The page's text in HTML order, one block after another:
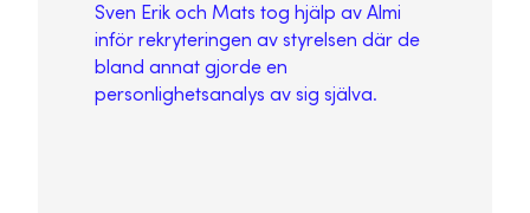
Sven Erik och Mats tog hjälp av Almi
inför rekryteringen av styrelsen där de
bland annat gjorde en
personlighetsanalys av sig själva.